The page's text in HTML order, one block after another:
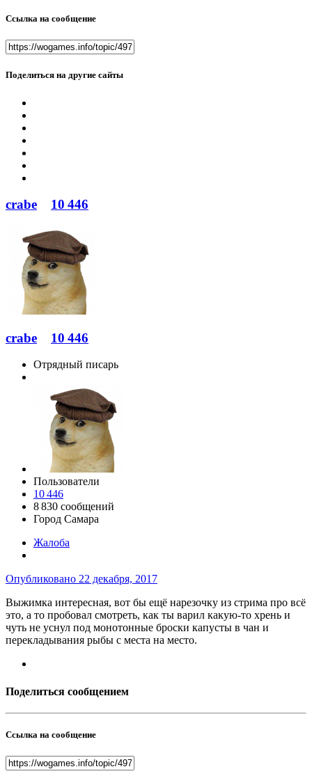
Ссылка на сообщение
Поделиться на другие сайты
crabe 10 446
crabe 10 446
Отрядный писарь
Пользователи
10 446
8 830 сообщений
Город Самара
Жалоба
Опубликовано 22 декабря, 2017
Выжимка интересная, вот бы ещё нарезочку из стрима про всё
это, а то пробовал смотреть, как ты варил какую-то хрень и
чуть не уснул под монотонные броски капусты в чан и
перекладывания рыбы с места на место.
Поделиться сообщением
Ссылка на сообщение